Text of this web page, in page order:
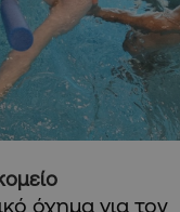
όχημα για τον